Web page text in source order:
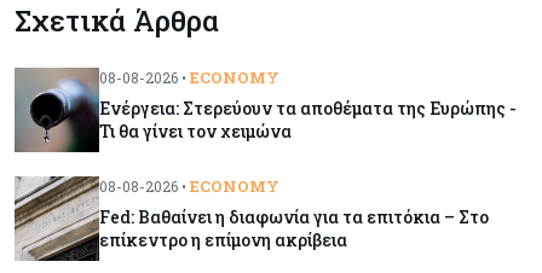
Οι πυρκαγιές κατακαίνε την Ευρώπη, αλλά οι
ζημιές δεν είναι ασφαλισμένες
Κόσμος 08-08-2026
Γιατί οι κεντρικές τράπεζες αφήνουν τις αγορές
Κόσμος
Σχετικά Άρθρα
08-08-2026 • ECONOMY
Ενέργεια: Στερεύουν τα αποθέματα της Ευρώπης -
Τι θα γίνει τον χειμώνα
08-08-2026 • ECONOMY
Fed: Βαθαίνει η διαφωνία για τα επιτόκια – Στο
επίκεντρο η επίμονη ακρίβεια